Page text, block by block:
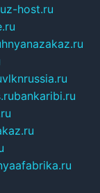
z-host.ru
vlknrussia.ru
bankaribi.ru